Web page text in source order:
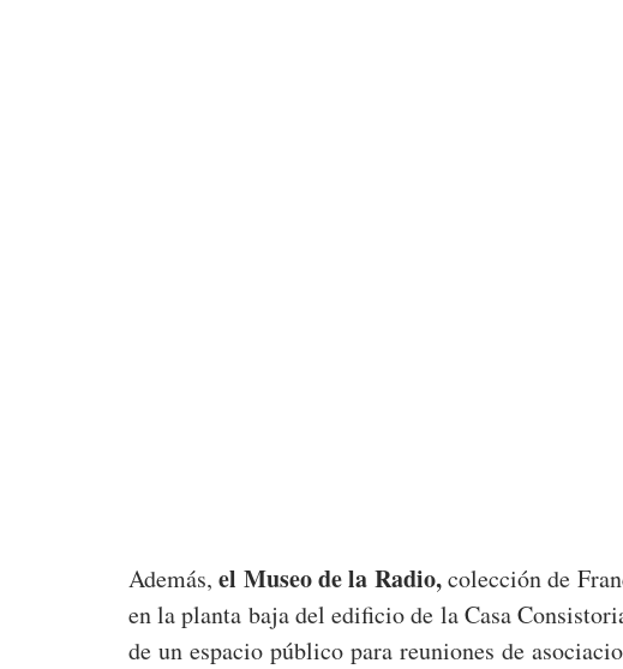
Además,el Museo de la Radio,colección de
en la planta baja del edificio de la Casa
de un espacio público para reuniones de